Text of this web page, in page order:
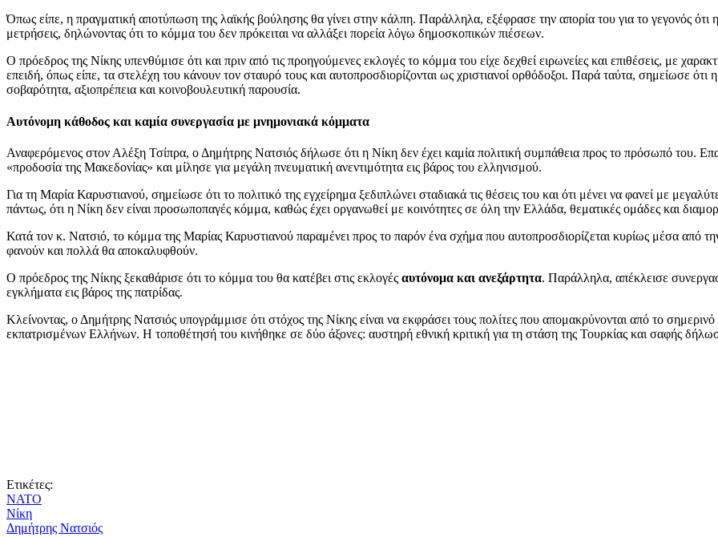
Όπως είπε, η πραγματική αποτύπωση της λαϊκής βούλησης θα γίνει στην κάλπη. Παράλληλα, εξέφρασε την απορία του για το γεγονός
μετρήσεις, δηλώνοντας ότι το κόμμα του δεν πρόκειται να αλλάξει πορεία λόγω δημοσκοπικών πιέσεων.
Ο πρόεδρος της Νίκης υπενθύμισε ότι και πριν από τις προηγούμενες εκλογές το κόμμα του είχε δεχθεί ειρωνείες και επιθέσεις, με
επειδή, όπως είπε, τα στελέχη του κάνουν τον σταυρό τους και αυτοπροσδιορίζονται ως χριστιανοί ορθόδοξοι. Παρά ταύτα, σημείωσε
σοβαρότητα, αξιοπρέπεια και κοινοβουλευτική παρουσία.
Αυτόνομη κάθοδος και καμία συνεργασία με μνημονιακά κόμματα
Αναφερόμενος στον Αλέξη Τσίπρα, ο Δημήτρης Νατσιός δήλωσε ότι η Νίκη δεν έχει καμία πολιτική συμπάθεια προς το πρόσωπό του.
«προδοσία της Μακεδονίας» και μίλησε για μεγάλη πνευματική ανεντιμότητα εις βάρος του ελληνισμού.
Για τη Μαρία Καρυστιανού, σημείωσε ότι το πολιτικό της εγχείρημα ξεδιπλώνει σταδιακά τις θέσεις του και ότι μένει να φανεί με
πάντως, ότι η Νίκη δεν είναι προσωποπαγές κόμμα, καθώς έχει οργανωθεί με κοινότητες σε όλη την Ελλάδα, θεματικές ομάδες και
Κατά τον κ. Νατσιό, το κόμμα της Μαρίας Καρυστιανού παραμένει προς το παρόν ένα σχήμα που αυτοπροσδιορίζεται κυρίως μέσα από
φανούν και πολλά θα αποκαλυφθούν.
Ο πρόεδρος της Νίκης ξεκαθάρισε ότι το κόμμα του θα κατέβει στις εκλογές αυτόνομα και ανεξάρτητα. Παράλληλα, απέκλεισε
εγκλήματα εις βάρος της πατρίδας.
Κλείνοντας, ο Δημήτρης Νατσιός υπογράμμισε ότι στόχος της Νίκης είναι να εκφράσει τους πολίτες που απομακρύνονται από το
εκπατρισμένων Ελλήνων. Η τοποθέτησή του κινήθηκε σε δύο άξονες: αυστηρή εθνική κριτική για τη στάση της Τουρκίας και σαφής
Ετικέτες:
ΝΑΤΟ
Νίκη
Δημήτρης Νατσιός